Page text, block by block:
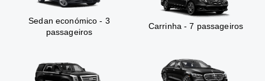
Sedan económico - 3
passageiros
Carrinha - 7 passageiros